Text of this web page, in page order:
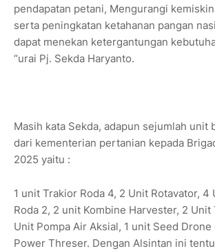
pendapatan petani, Mengurangi
serta peningkatan ketahanan pangan
dapat menekan ketergantungan
“urai Pj. Sekda Haryanto.
Masih kata Sekda, adapun sejumlah unit
dari kementerian pertanian kepada
2025 yaitu :
⁠1 unit Trakior Roda 4, 2 Unit Rotavator, 4
Roda 2, ⁠2 unit Kombine Harvester, ⁠2 Unit
Unit Pompa Air Aksial, ⁠1 unit Seed Drone
Power Threser. Dengan Alsintan ini